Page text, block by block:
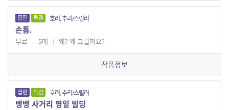
엽편 독점 호러, 추리/스릴러
손톱.
무료 | 5매 | 왜? 왜 그럴까요?
작품정보
엽편 독점 호러, 추리/스릴러
뱅뱅 사거리 명일 빌딩